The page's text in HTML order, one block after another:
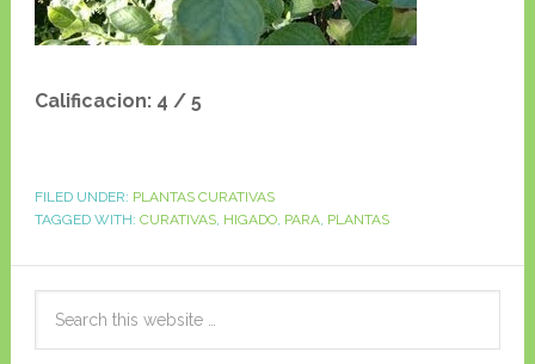
Calificacion: 4 / 5
FILED UNDER: PLANTAS CURATIVAS
TAGGED WITH: CURATIVAS, HIGADO, PARA, PLANTAS